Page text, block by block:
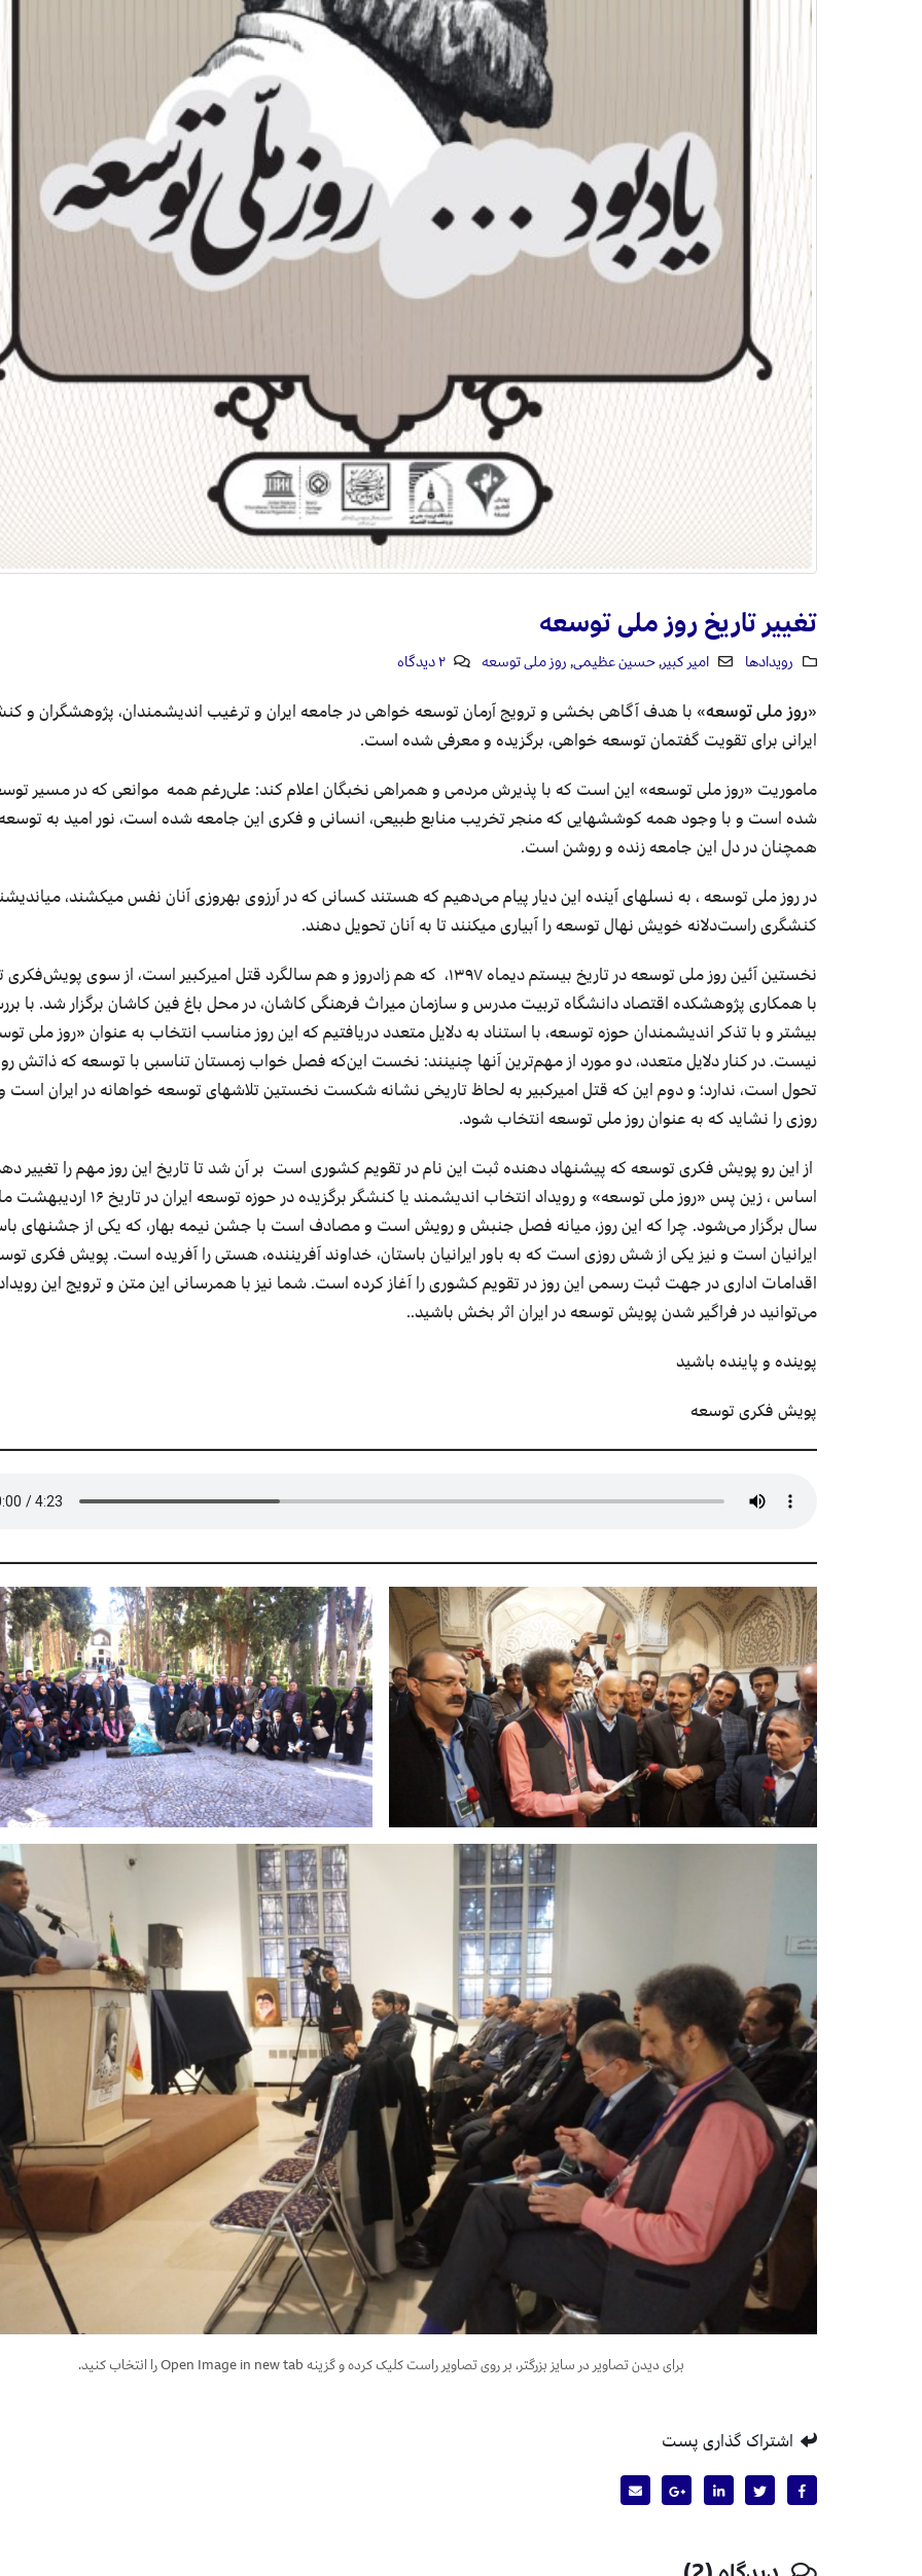
تغییر تاریخ روز ملی توسعه
رویدادها امیر کبیر,حسین عظیمی,روز ملی توسعه ۲ دیدگاه
«روز ملی توسعه» با هدف آگاهی بخشی و ترویج آرمان توسعه خواهی در جامعه ایران و ترغیب اندیشمندان، پژوهشگران و
ایرانی برای تقویت گفتمان توسعه خواهی، برگزیده و معرفی شده است.
ماموریت «روز ملی توسعه» این است که با پذیرش مردمی و همراهی نخبگان اعلام کند: علی‌رغم همه موانعی که در مسیر
شده است و با وجود همه کوشش­هایی که منجر تخریب منابع طبیعی، انسانی و فکری این جامعه شده است، نور امید به
همچنان در دل این جامعه زنده و روشن است.
در روز ملی توسعه ، به نسل­های آینده این دیار پیام می‌دهیم که هستند کسانی که در آرزوی بهروزی آنان نفس می­کشند،
کنشگری راست‌دلانه خویش نهال­ توسعه را آبیاری می­کنند تا به آنان تحویل دهند.
نخستین آئین روز ملی توسعه در تاریخ بیستم دیماه ۱۳۹۷، که هم زادروز و هم سالگرد قتل امیرکبیر است، از سوی
با همکاری پژوهشکده اقتصاد دانشگاه تربیت مدرس و سازمان میراث فرهنگی کاشان، در محل باغ فین کاشان برگزار شد. با
بیشتر و با تذکر اندیشمندان حوزه توسعه، با استناد به دلایل متعدد دریافتیم که این روز مناسب انتخاب به عنوان «روز ملی
نیست. در کنار دلایل متعدد، دو مورد از مهم‌ترین آنها چنینند: نخست این‌که فصل خواب زمستان تناسبی با توسعه که ذاتش
تحول است، ندارد؛ و دوم این که قتل امیرکبیر به لحاظ تاریخی نشانه شکست نخستین تلاشهای توسعه خواهانه در ایران است
روزی را نشاید که به عنوان روز ملی توسعه انتخاب شود.
از این رو پویش فکری توسعه که پیشنهاد دهنده ثبت این نام در تقویم کشوری است بر آن شد تا تاریخ این روز مهم را تغییر
اساس ، زین پس «روز ملی توسعه» و رویداد انتخاب اندیشمند یا کنشگر برگزیده در حوزه
سال برگزار می‌شود. چرا که این روز، میانه فصل جنبش و رویش است و مصادف است با جشن نیمه بهار، که یکی از جشن­های
ایرانیان است و نیز یکی از شش روزی است که به باور ایرانیان باستان، خداوند آفریننده، هستی را آفریده است. پویش فکری
اقدامات اداری در جهت ثبت رسمی این روز در تقویم کشوری را آغاز کرده است. شما نیز با همرسانی این متن و ترویج این
می‌توانید در فراگیر شدن پویش توسعه در ایران اثر بخش باشید..
پوینده و پاینده باشید
پویش فکری توسعه
برای دیدن تصاویر در سایز بزرگتر، بر روی تصاویر راست کلیک کرده و گزینه Open Image in new tab را انتخاب کنید.
اشتراک گذاری پست